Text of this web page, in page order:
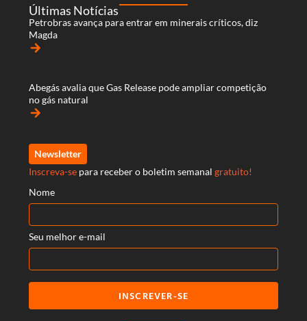
Últimas Notícias
Petrobras avança para entrar em minerais críticos, diz
Magda
arrow_forward
Abegás avalia que Gas Release pode ampliar competição
no gás natural
arrow_forward
Newsletter
Inscreva-se para receber o boletim semanal gratuito!
Nome
Seu melhor e-mail
INSCREVER-SE